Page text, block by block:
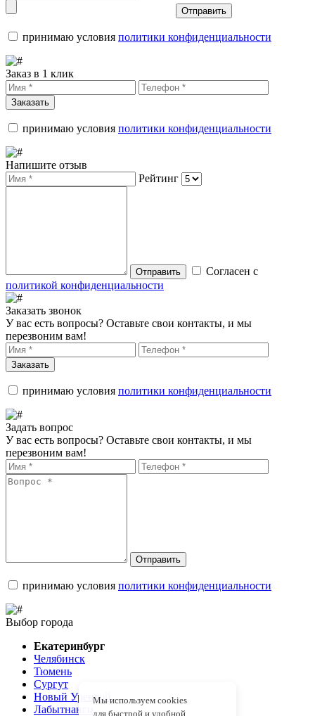
Отправить
принимаю условия политики конфиденциальности
Заказ в 1 клик
Заказать
принимаю условия политики конфиденциальности
Напишите отзыв
Рейтинг
Отправить
Согласен с
политикой конфиденциальности
Заказать звонок
У вас есть вопросы? Оставьте свои контакты, и мы
перезвоним вам!
Заказать
принимаю условия политики конфиденциальности
Задать вопрос
У вас есть вопросы? Оставьте свои контакты, и мы
перезвоним вам!
Отправить
принимаю условия политики конфиденциальности
Выбор города
Екатеринбург
Челябинск
Тюмень
Сургут
Новый Уренгой
Лабытнанги
Мы используем cookies
для быстрой и удобной